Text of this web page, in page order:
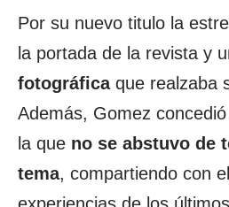
Por su nuevo titulo la
la portada de la revista y
fotográficaque realzaba
Además, Gomez
la que no se abstuvo de
tema, compartiendo con